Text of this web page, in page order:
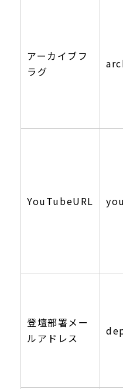
アーカイブフ
ラグ
YouTubeURL
登壇部署メー
ルアドレス